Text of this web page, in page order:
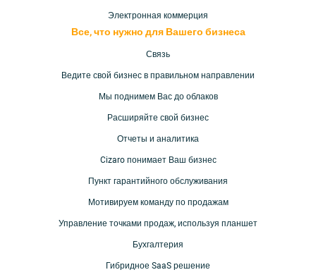
Электронная коммерция
Все, что нужно для Вашего бизнеса
Связь
Ведите свой бизнес в правильном направлении
Мы поднимем Вас до облаков
Расширяйте свой бизнес
Отчеты и аналитика
Cizaro понимает Ваш бизнес
Пункт гарантийного обслуживания
Мотивируем команду по продажам
Управление точками продаж, используя планшет
Бухгалтерия
Гибридное SaaS решение